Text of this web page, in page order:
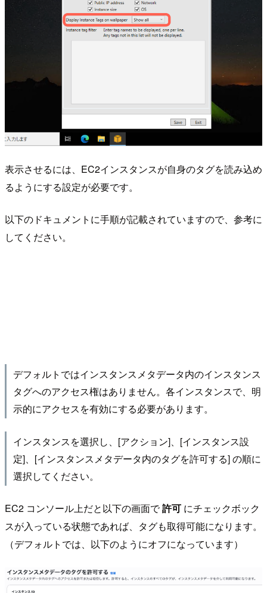
表示させるには、EC2インスタンスが自身のタグを読み込め
るようにする設定が必要です。
以下のドキュメントに手順が記載されていますので、参考に
してください。
デフォルトではインスタンスメタデータ内のインスタンス
タグへのアクセス権はありません。各インスタンスで、明
示的にアクセスを有効にする必要があります。
インスタンスを選択し、[アクション]、[インスタンス設
定]、[インスタンスメタデータ内のタグを許可する] の順に
選択してください。
EC2 コンソール上だと以下の画面で許可 にチェックボック
スが入っている状態であれば、タグも取得可能になります。
（デフォルトでは、以下のようにオフになっています）